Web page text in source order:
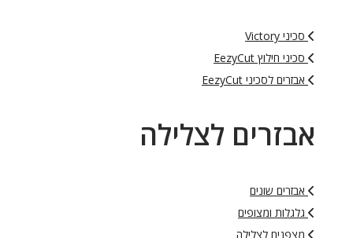
סכיני Victory
סכיני חילוץ EezyCut
אבזרים לסכיני EezyCut
אבזרים לצלילה
אבזרים שונים
גלגלות ומצופים
מצפנים לצלילה